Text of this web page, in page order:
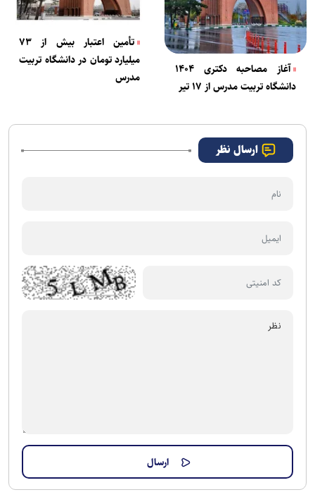
آغاز مصاحبه دکتری ۱۴۰۴
دانشگاه تربیت مدرس از ۱۷ تیر
تأمین اعتبار بیش از ۷۳
میلیارد تومان در دانشگاه تربیت
مدرس
ارسال نظر